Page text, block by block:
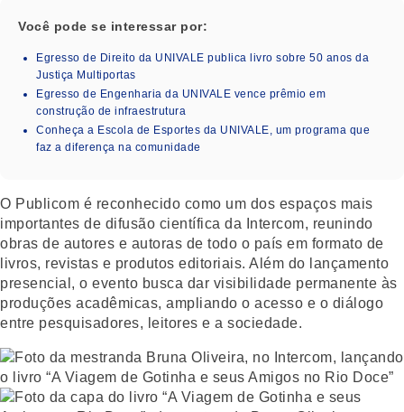
Você pode se interessar por:
Egresso de Direito da UNIVALE publica livro sobre 50 anos da
Justiça Multiportas
Egresso de Engenharia da UNIVALE vence prêmio em
construção de infraestrutura
Conheça a Escola de Esportes da UNIVALE, um programa que
faz a diferença na comunidade
O Publicom é reconhecido como um dos espaços mais
importantes de difusão científica da Intercom, reunindo
obras de autores e autoras de todo o país em formato de
livros, revistas e produtos editoriais. Além do lançamento
presencial, o evento busca dar visibilidade permanente às
produções acadêmicas, ampliando o acesso e o diálogo
entre pesquisadores, leitores e a sociedade.